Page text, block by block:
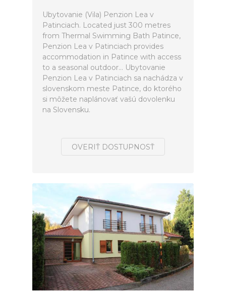
Ubytovanie (Vila) Penzion Lea v
Patinciach. Located just 300 metres
from Thermal Swimming Bath Patince,
Penzion Lea v Patinciach provides
accommodation in Patince with access
to a seasonal outdoor... Ubytovanie
Penzion Lea v Patinciach sa nachádza v
slovenskom meste Patince, do ktorého
si môžete naplánovať vašú dovolenku
na Slovensku.
OVERIŤ DOSTUPNOSŤ